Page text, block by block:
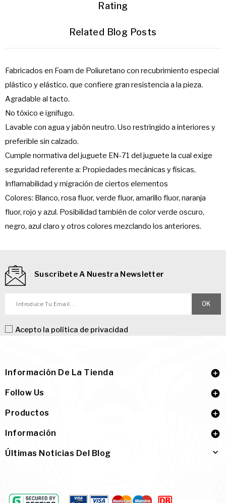
Rating
Related Blog Posts
Fabricados en Foam de Poliuretano con recubrimiento especial
plástico y elástico, que confiere gran resistencia a la pieza.
Agradable al tacto.
No tóxico e ignifugo.
Lavable con agua y jabón neutro. Uso restringido a interiores y
preferible sin calzado.
Cumple normativa del juguete EN-71 del juguete la cual exige
seguridad referente a: Propiedades mecánicas y físicas,
Inflamabilidad y migración de ciertos elementos
Colores: Blanco, rosa fluor, verde fluor, amarillo fluor, naranja
fluor, rojo y azul. Posibilidad también de color verde oscuro,
negro, azul claro y otros colores mezclando los anteriores.
Suscríbete A Nuestra Newsletter
Acepto la política de privacidad
Información De La Tienda 
Follow Us 
Productos 
Información 
Últimas Noticias Del Blog 